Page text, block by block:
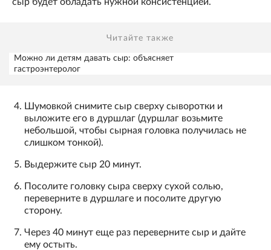
Читайте также
Можно ли детям давать сыр: объясняет
гастроэнтеролог
Шумовкой снимите сыр сверху сыворотки и
выложите его в дуршлаг (дуршлаг возьмите
небольшой, чтобы сырная головка получилась не
слишком тонкой).
Выдержите сыр 20 минут.
Посолите головку сыра сверху сухой солью,
переверните в дуршлаге и посолите другую
сторону.
Через 40 минут еще раз переверните сыр и дайте
ему остыть.